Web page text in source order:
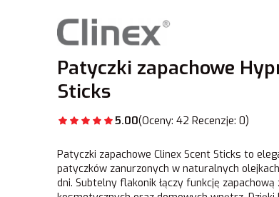
Patyczki zapachowe
Sticks
5.00(Oceny: 42 Recenzje: 0)
Patyczki zapachowe Clinex Scent Sticks to
patyczków zanurzonych w naturalnych
dni. Subtelny flakonik łączy funkcję